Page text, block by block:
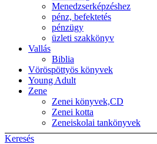
Keresés
Menedzserképzéshez
pénz, befektetés
pénzügy
üzleti szakkönyv
Vallás
Biblia
Vöröspöttyös könyvek
Young Adult
Zene
Zenei könyvek,CD
Zenei kotta
Zeneiskolai tankönyvek